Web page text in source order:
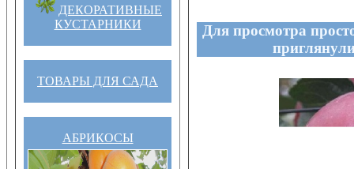
ДЕКОРАТИВНЫЕ
КУСТАРНИКИ
ТОВАРЫ ДЛЯ САДА
АБРИКОСЫ
Для просмотра